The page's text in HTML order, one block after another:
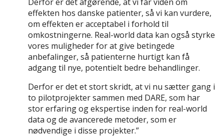
effekten hos danske patienter, så vi kan vurdere,
om effekten er acceptabel i forhold til
omkostningerne. Real-world data kan også styrke
vores muligheder for at give betingede
anbefalinger, så patienterne hurtigt kan få
adgang til nye, potentielt bedre behandlinger.
Derfor er det et stort skridt, at vi nu sætter gang i
to pilotprojekter sammen med DARE, som har
stor erfaring og ekspertise inden for real-world
data og de avancerede metoder, som er
nødvendige i disse projekter.”